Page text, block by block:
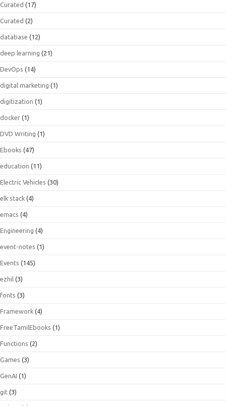
Curated (17)
Curated (2)
database (12)
deep learning (21)
DevOps (14)
digital marketing (1)
digitization (1)
docker (1)
DVD Writing (1)
Ebooks (47)
education (11)
Electric Vehicles (30)
elk stack (4)
emacs (4)
Engineering (4)
event-notes (1)
Events (145)
ezhil (3)
fonts (3)
Framework (4)
FreeTamilEbooks (1)
Functions (2)
Games (3)
GenAI (1)
git (3)